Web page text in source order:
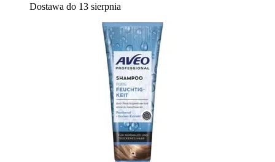
Dostawa do 13 sierpnia